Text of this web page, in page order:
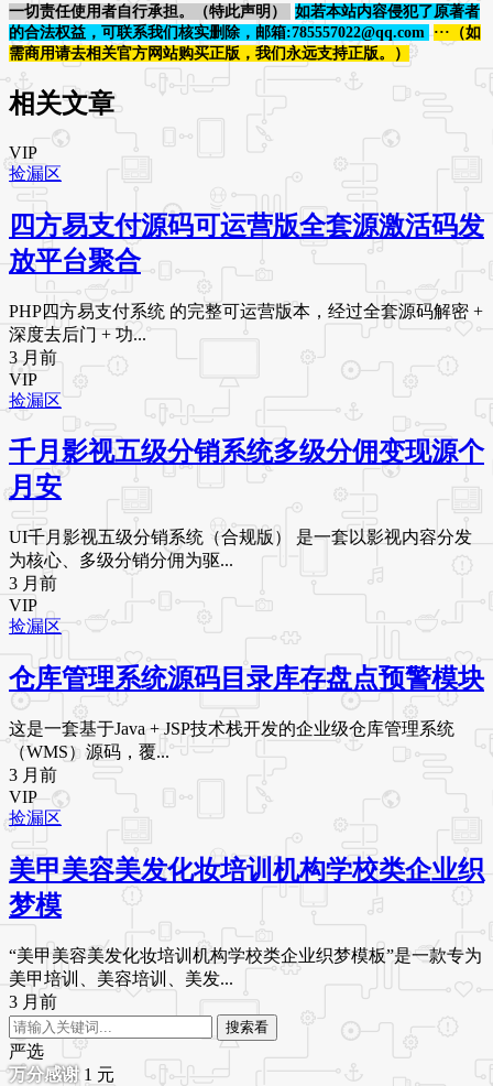
一切责任使用者自行承担。（特此声明）
如若本站内容侵犯了原著者
的合法权益，可联系我们核实删除，邮箱:785557022@qq.com
···（如
需商用请去相关官方网站购买正版，我们永远支持正版。）
相关文章
VIP
捡漏区
四方易支付源码可运营版全套源激活码发
放平台聚合
PHP四方易支付系统 的完整可运营版本，经过全套源码解密 +
深度去后门 + 功...
3 月前
VIP
捡漏区
千月影视五级分销系统多级分佣变现源个
月安
UI千月影视五级分销系统（合规版） 是一套以影视内容分发
为核心、多级分销分佣为驱...
3 月前
VIP
捡漏区
仓库管理系统源码目录库存盘点预警模块
这是一套基于Java + JSP技术栈开发的企业级仓库管理系统
（WMS）源码，覆...
3 月前
VIP
捡漏区
美甲美容美发化妆培训机构学校类企业织
梦模
“美甲美容美发化妆培训机构学校类企业织梦模板”是一款专为
美甲培训、美容培训、美发...
3 月前
搜索看
严选
1 元